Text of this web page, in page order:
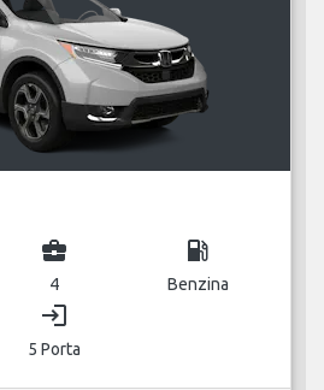
business_center
4
local_gas_station
Benzina
login
5 Porta